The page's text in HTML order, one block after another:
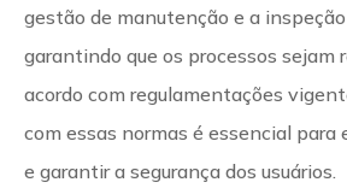
gestão de manutenção e a inspeção
garantindo que os processos sejam
acordo com regulamentações
com essas normas é essencial para
e garantir a segurança dos usuários.